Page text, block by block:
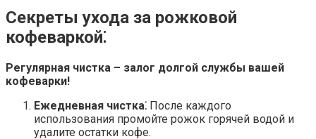
Секреты ухода за рожковой
кофеваркой⁚
Регулярная чистка – залог долгой службы вашей
кофеварки!
Ежедневная чистка⁚ После каждого
использования промойте рожок горячей водой и
удалите остатки кофе.